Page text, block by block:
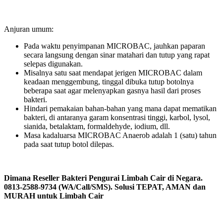
Anjuran umum:
Pada waktu penyimpanan MICROBAC, jauhkan paparan
secara langsung dengan sinar matahari dan tutup yang rapat
selepas digunakan.
Misalnya satu saat mendapat jerigen MICROBAC dalam
keadaan menggembung, tinggal dibuka tutup botolnya
beberapa saat agar melenyapkan gasnya hasil dari proses
bakteri.
Hindari pemakaian bahan-bahan yang mana dapat mematikan
bakteri, di antaranya garam konsentrasi tinggi, karbol, lysol,
sianida, betalaktam, formaldehyde, iodium, dll.
Masa kadaluarsa MICROBAC Anaerob adalah 1 (satu) tahun
pada saat tutup botol dilepas.
Dimana Reseller Bakteri Pengurai Limbah Cair di Negara.
0813-2588-9734 (WA/Call/SMS). Solusi TEPAT, AMAN dan
MURAH untuk Limbah Cair